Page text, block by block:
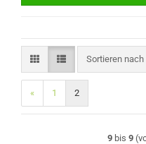
Sortieren nach
Sortieren nach
« 1 2
9 bis 9